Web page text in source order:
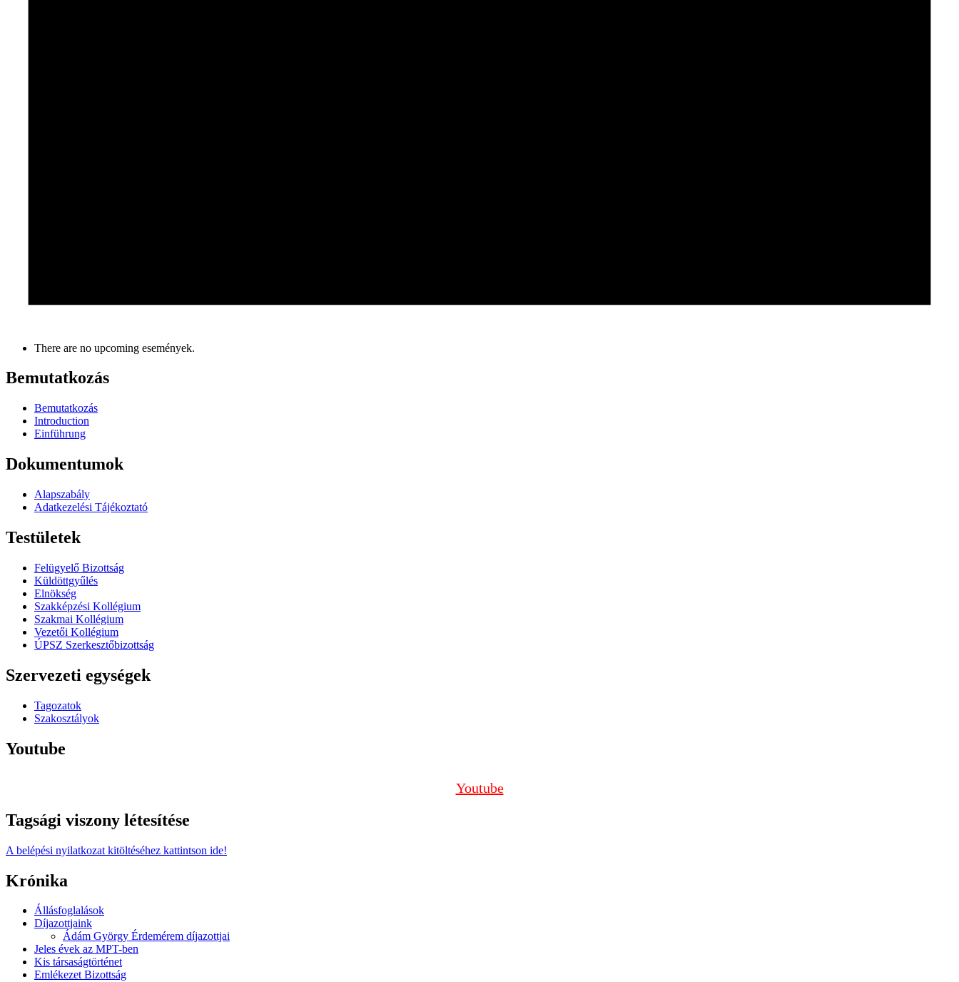
There are no upcoming események.
Bemutatkozás
Bemutatkozás
Introduction
Einführung
Dokumentumok
Alapszabály
Adatkezelési Tájékoztató
Testületek
Felügyelő Bizottság
Küldöttgyűlés
Elnökség
Szakképzési Kollégium
Szakmai Kollégium
Vezetői Kollégium
ÚPSZ Szerkesztőbizottság
Szervezeti egységek
Tagozatok
Szakosztályok
Youtube
Youtube
Tagsági viszony létesítése
A belépési nyilatkozat kitöltéséhez kattintson ide!
Krónika
Állásfoglalások
Díjazottjaink
Ádám György Érdemérem díjazottjai
Jeles évek az MPT-ben
Kis társaságtörténet
Emlékezet Bizottság